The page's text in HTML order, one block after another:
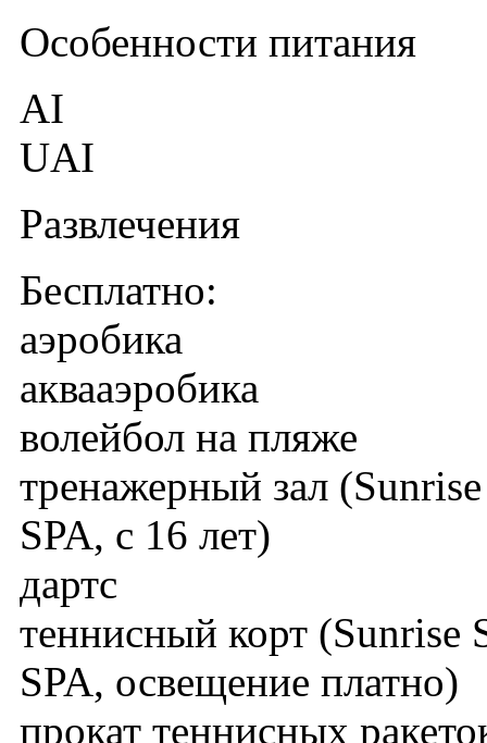
Особенности питания
AI
UAI
Развлечения
Бесплатно:
аэробика
аквааэробика
волейбол на пляже
тренажерный зал
SPA, с 16 лет)
дартс
теннисный корт (Sunrise
SPA, освещение платно)
прокат теннисных